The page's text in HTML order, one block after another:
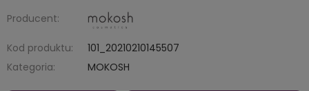
Producent:
Kod produktu:
101_20210210145507
Kategoria:
MOKOSH